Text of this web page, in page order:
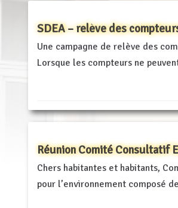
SDEA – relève des
Une campagne de relève des
Lorsque les compteurs ne
Réunion Comité Consultatif
Chers habitantes et habitants,
pour l’environnement composé